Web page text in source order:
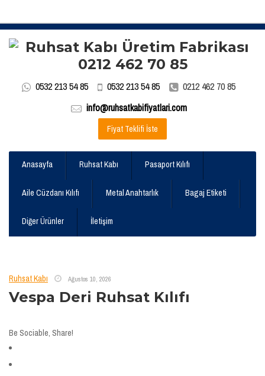
0532 213 54 85 0532 213 54 85
0212 462 70 85
info@ruhsatkabifiyatlari.com
Fiyat Teklifi İste
Anasayfa Ruhsat Kabı Pasaport Kılıfı
Aile Cüzdanı Kılıfı Metal Anahtarlık Bagaj Etiketi
Diğer Ürünler İletişim
Ruhsat Kabı Ağustos 10, 2026
Vespa Deri Ruhsat Kılıfı
Be Sociable, Share!